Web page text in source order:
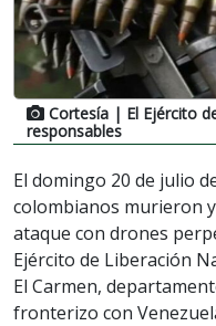
Cortesía | El Ejército
responsables
El domingo 20 de julio
colombianos murieron
ataque con drones
Ejército de Liberación
El Carmen,
fronterizo con